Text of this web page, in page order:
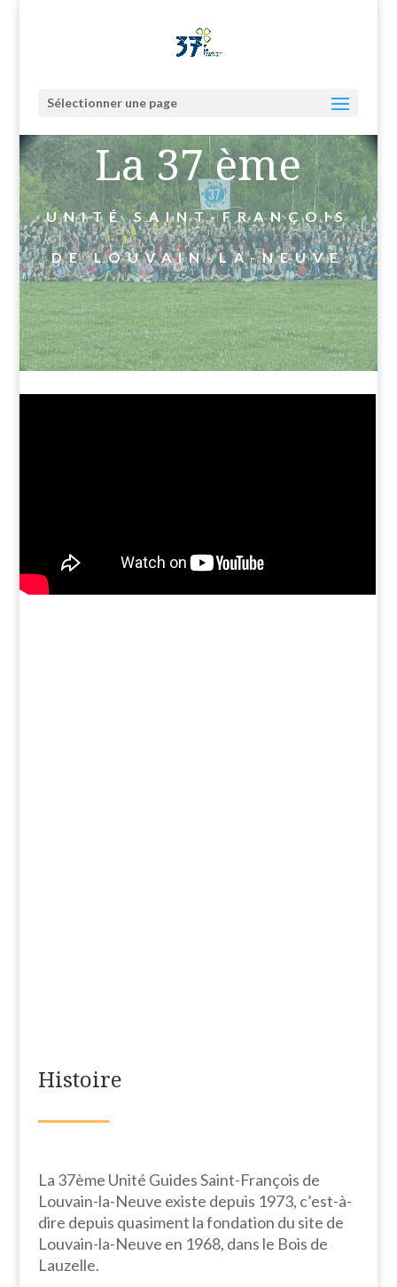
Sélectionner une page
La 37 ème
UNITÉ SAINT-FRANÇOIS
DE LOUVAIN-LA-NEUVE
Histoire
La 37ème Unité Guides Saint-François de
Louvain-la-Neuve existe depuis 1973, c’est-à-
dire depuis quasiment la fondation du site de
Louvain-la-Neuve en 1968, dans le Bois de
Lauzelle.